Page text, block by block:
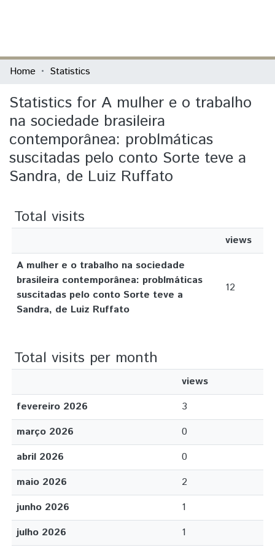
Communities & Collections
All of DSpace
Home Statistics
Statistics for A mulher e o trabalho
na sociedade brasileira
contemporânea: problmáticas
suscitadas pelo conto Sorte teve a
Sandra, de Luiz Ruffato
Total visits
views
A mulher e o trabalho na sociedade
brasileira contemporânea: problmáticas
suscitadas pelo conto Sorte teve a
Sandra, de Luiz Ruffato
12
Total visits per month
views
fevereiro 2026
3
março 2026
0
abril 2026
0
maio 2026
2
junho 2026
1
julho 2026
1